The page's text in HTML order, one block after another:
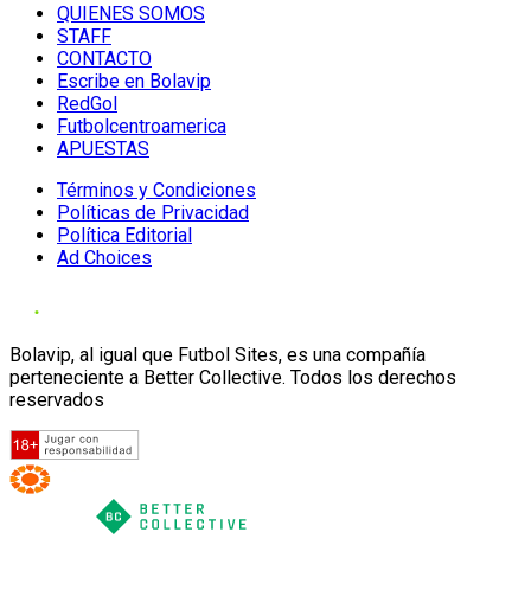
QUIENES SOMOS
STAFF
CONTACTO
Escribe en Bolavip
RedGol
Futbolcentroamerica
APUESTAS
Términos y Condiciones
Políticas de Privacidad
Política Editorial
Ad Choices
Bolavip, al igual que Futbol Sites, es una compañía
perteneciente a Better Collective. Todos los derechos
reservados